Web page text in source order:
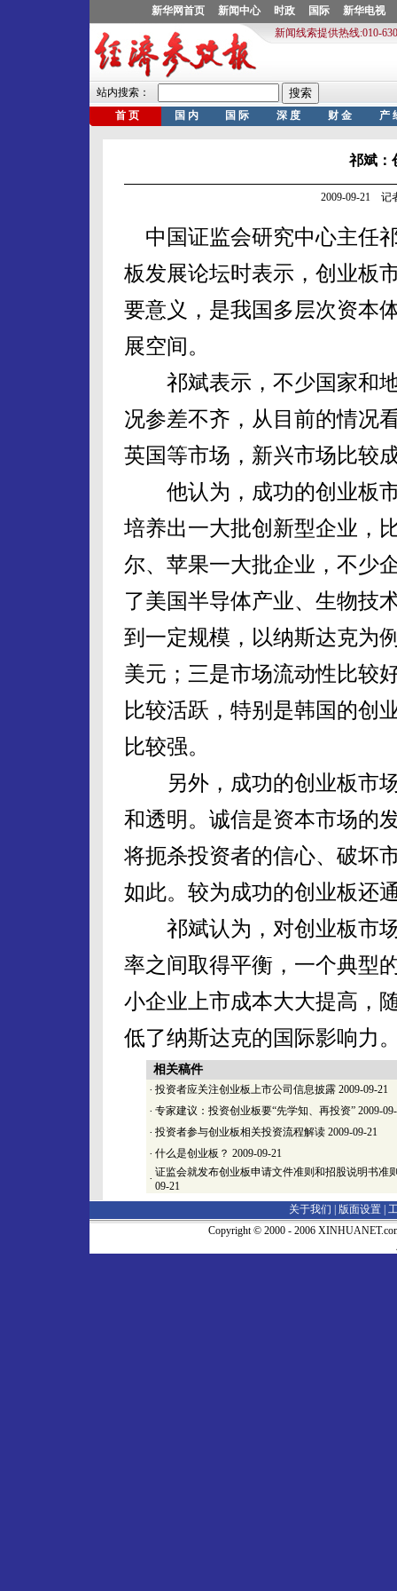
祁斌：
2009-09-21 记
中国证监会研究中心主任
板发展论坛时表示，创业板
要意义，是我国多层次资本
展空间。
祁斌表示，不少国家和地
况参差不齐，从目前的情况
英国等市场，新兴市场比较
他认为，成功的创业板市
培养出一大批创新型企业，
尔、苹果一大批企业，不少
了美国半导体产业、生物技
到一定规模，以纳斯达克为
美元；三是市场流动性比较
比较活跃，特别是韩国的创
比较强。
另外，成功的创业板市场
和透明。诚信是资本市场的
将扼杀投资者的信心、破坏
如此。较为成功的创业板还
祁斌认为，对创业板市场
率之间取得平衡，一个典型
小企业上市成本大大提高，
低了纳斯达克的国际影响力
相关稿件
· 投资者应关注创业板上市公司信息披露 2009-09-21
· 专家建议：投资创业板要“先学知、再投资” 2009-
· 投资者参与创业板相关投资流程解读 2009-09-21
· 什么是创业板？ 2009-09-21
· 证监会就发布创业板申请文件准则和招股说明书准
09-21
关于我们 | 版面设置
Copyright © 2000 - 2006